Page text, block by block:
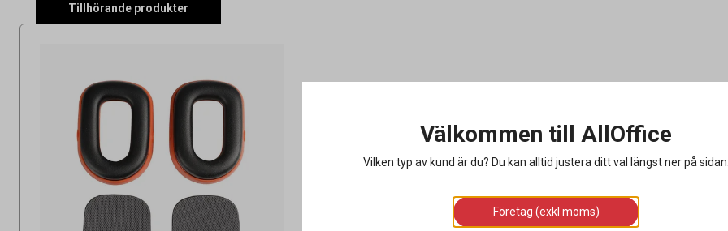
Tillhörande produkter
Välkommen till AllOffice
Vilken typ av kund är du? Du kan alltid justera ditt val längst ner på
Företag (exkl moms)